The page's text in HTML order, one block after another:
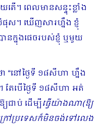
ើ។ ពេលមានសន្ទុះខ្លាំង
ស។ ឃើញសារហ្នឹង ខ្ញុំ
នក្នុងផេចរបស់ខ្ញុំ ឬមួយ
“នៅថ្ងៃទី ១៨សីហា ហ្នឹង
តែបើថ្ងៃទី ១៨សីហា អត់
ជាប់ ដើម្បីធ្វើយ៉ាងណា(ឱ្យ
រៅប្រទេសក៏មិនចង់ទៅលេង